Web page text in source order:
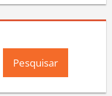
Pesquisar